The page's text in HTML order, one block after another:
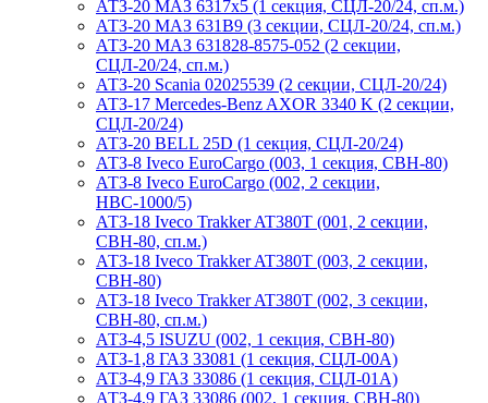
АТЗ-20 МАЗ 6317x5 (1 секция, СЦЛ-20/24, сп.м.)
АТЗ-20 МАЗ 631B9 (3 секции, СЦЛ-20/24, сп.м.)
АТЗ-20 МАЗ 631828-8575-052 (2 секции,
СЦЛ-20/24, сп.м.)
АТЗ-20 Scania 02025539 (2 секции, СЦЛ-20/24)
АТЗ-17 Mercedes-Benz AXOR 3340 K (2 секции,
СЦЛ-20/24)
АТЗ-20 BELL 25D (1 секция, СЦЛ-20/24)
АТЗ-8 Iveco EuroCargo (003, 1 секция, СВН-80)
АТЗ-8 Iveco EuroCargo (002, 2 секции,
НВС-1000/5)
АТЗ-18 Iveco Trakker AT380T (001, 2 секции,
СВН-80, сп.м.)
АТЗ-18 Iveco Trakker AT380T (003, 2 секции,
СВН-80)
АТЗ-18 Iveco Trakker AT380T (002, 3 секции,
СВН-80, сп.м.)
АТЗ-4,5 ISUZU (002, 1 секция, СВН-80)
АТЗ-1,8 ГАЗ 33081 (1 секция, СЦЛ-00А)
АТЗ-4,9 ГАЗ 33086 (1 секция, СЦЛ-01А)
АТЗ-4,9 ГАЗ 33086 (002, 1 секция, СВН-80)